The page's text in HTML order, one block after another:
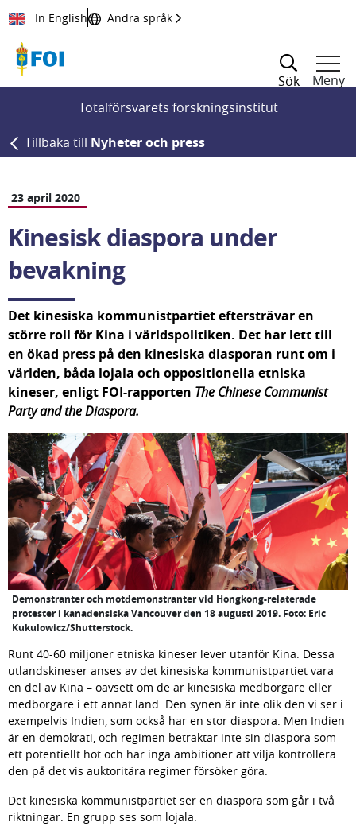
Till innehållet
In English Andra språk
Sök
Meny
Totalförsvarets forskningsinstitut
Tillbaka till Nyheter och press
23 april 2020
Kinesisk diaspora under
bevakning
Det kinesiska kommunist­partiet eftersträvar en
större roll för Kina i världspolitiken. Det har lett till
en ökad press på den kinesiska diasporan runt om i
världen, båda lojala och oppositionella etniska
kineser, enligt FOI-rapporten The Chinese Communist
Party and the Diaspora.
Demonstranter och motdemonstranter vid Hongkong-relaterade
protester i kanadensiska Vancouver den 18 augusti 2019. Foto: Eric
Kukulowicz/Shutterstock.
Runt 40-60 miljoner etniska kineser lever utanför Kina. Dessa
utlandskineser anses av det kinesiska kommunistpartiet vara
en del av Kina – oavsett om de är kinesiska medborgare eller
medborgare i ett annat land. Den synen är inte olik den vi ser i
exempelvis Indien, som också har en stor diaspora. Men Indien
är en demokrati, och regimen betraktar inte sin diaspora som
ett potentiellt hot och har inga ambitioner att vilja kontrollera
den på det vis auktoritära regimer försöker göra.
Det kinesiska kommunistpartiet ser en diaspora som går i två
riktningar. En grupp ses som lojala.